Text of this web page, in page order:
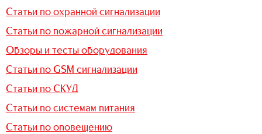
Статьи по охранной сигнализации
Статьи по пожарной сигнализации
Обзоры и тесты оборудования
Статьи по GSM сигнализации
Статьи по СКУД
Статьи по системам питания
Статьи по оповещению